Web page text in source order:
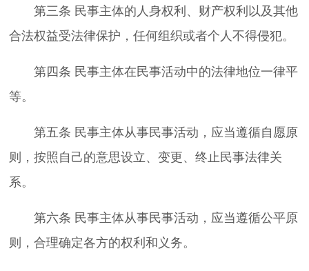
第三条 民事主体的人身权利、财产权利以及其他
合法权益受法律保护，任何组织或者个人不得侵犯。
第四条 民事主体在民事活动中的法律地位一律平
等。
第五条 民事主体从事民事活动，应当遵循自愿原
则，按照自己的意思设立、变更、终止民事法律关
系。
第六条 民事主体从事民事活动，应当遵循公平原
则，合理确定各方的权利和义务。